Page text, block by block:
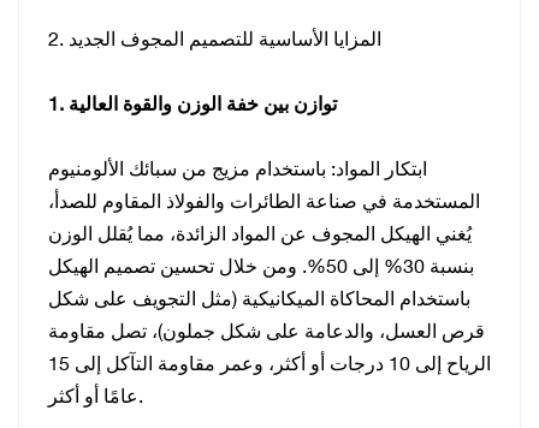
2. المزايا الأساسية للتصميم المجوف الجديد
1. توازن بين خفة الوزن والقوة العالية
ابتكار المواد: باستخدام مزيج من سبائك الألومنيوم
المستخدمة في صناعة الطائرات والفولاذ المقاوم للصدأ،
يُغني الهيكل المجوف عن المواد الزائدة، مما يُقلل الوزن
بنسبة 30% إلى 50%. ومن خلال تحسين تصميم الهيكل
باستخدام المحاكاة الميكانيكية (مثل التجويف على شكل
قرص العسل، والدعامة على شكل جملون)، تصل مقاومة
الرياح إلى 10 درجات أو أكثر، وعمر مقاومة التآكل إلى 15
عامًا أو أكثر.